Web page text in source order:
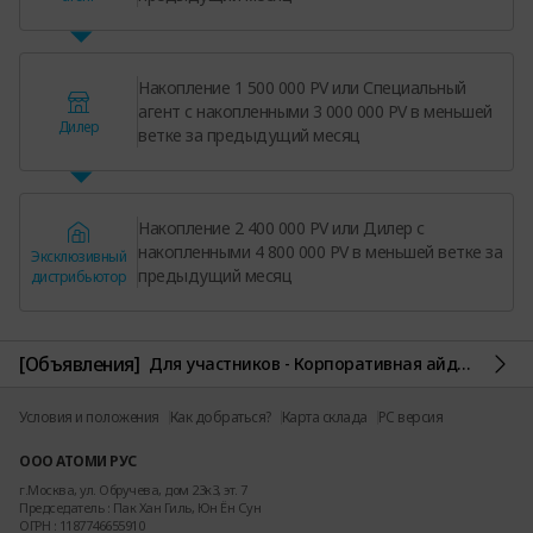
Дилер
Накопление 1 500 000 PV или Специальный
агент с накопленными 3 000 000 PV в меньшей
ветке за предыдущий месяц
Эксклюзивный
дистрибьютор
Накопление 2 400 000 PV или Дилер с
накопленными 4 800 000 PV в меньшей ветке за
предыдущий месяц
[Объявления] Для участников - Корпоративная айдентика Атоми (брендбук)
Условия и положения Как добраться? Карта склада PC версия
ООО АТОМИ РУС
г.Москва, ул. Обручева, дом 23к3, эт. 7
Председатель : Пак Хан Гиль, Юн Ён Сун
ОГРН : 1187746655910